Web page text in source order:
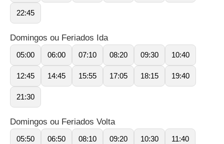
22:45
Domingos ou Feriados Ida
05:00 06:00 07:10 08:20 09:30 10:40
12:45 14:45 15:55 17:05 18:15 19:40
21:30
Domingos ou Feriados Volta
05:50 06:50 08:10 09:20 10:30 11:40